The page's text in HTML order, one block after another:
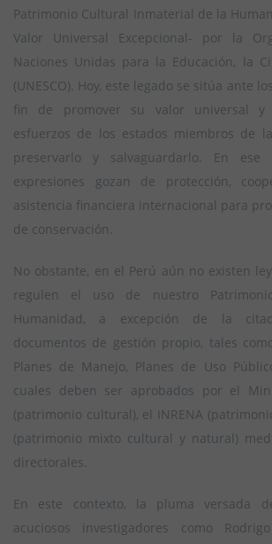
Patrimonio Cultural Inmaterial de la
Valor Universal Excepcional- por la
Naciones Unidas para la Educación, la
(UNESCO). Hoy, este legado se sitúa ante
fin de promover su valor universal y
esfuerzos de los estados miembros de
preservarlo y salvaguardarlo. En ese
expresiones gozan de protección,
asistencia financiera internacional para
de conservación.
No obstante, en el Perú aún no existen
regulen el uso de nuestro
Humanidad, a excepción de la
documentos de gestión propio, tales
Planes de Manejo, Planes de Uso
cuales deben ser aprobados por el
(patrimonio cultural), el INRENA
(patrimonio mixto cultural y natural)
directorales.
En este contexto, la pluma versada
acuciosos investigadores como